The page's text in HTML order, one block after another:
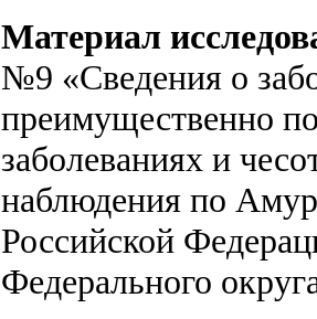
Материал
№9 «Сведения о
преимущественно
заболеваниях и
наблюдения по
Российской
Федерального